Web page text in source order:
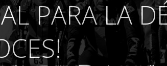
PARA LA